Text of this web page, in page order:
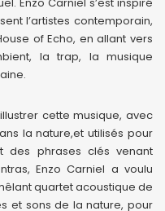
Enzo Carniel s’est inspiré
l’artistes contemporain,
of Echo, en allant vers
la trap, la musique
cette musique, avec
la nature,et utilisés pour
des phrases clés venant
Enzo Carniel a voulu
quartet acoustique de
et sons de la nature, pour